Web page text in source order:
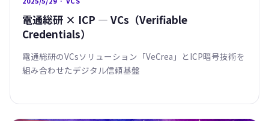
電通総研 × ICP — VCs（Verifiable
Credentials）
電通総研のVCsソリューション「VeCrea」とICP暗号技術を
組み合わせたデジタル信頼基盤